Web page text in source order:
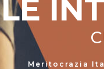
LE
Meritocrazia